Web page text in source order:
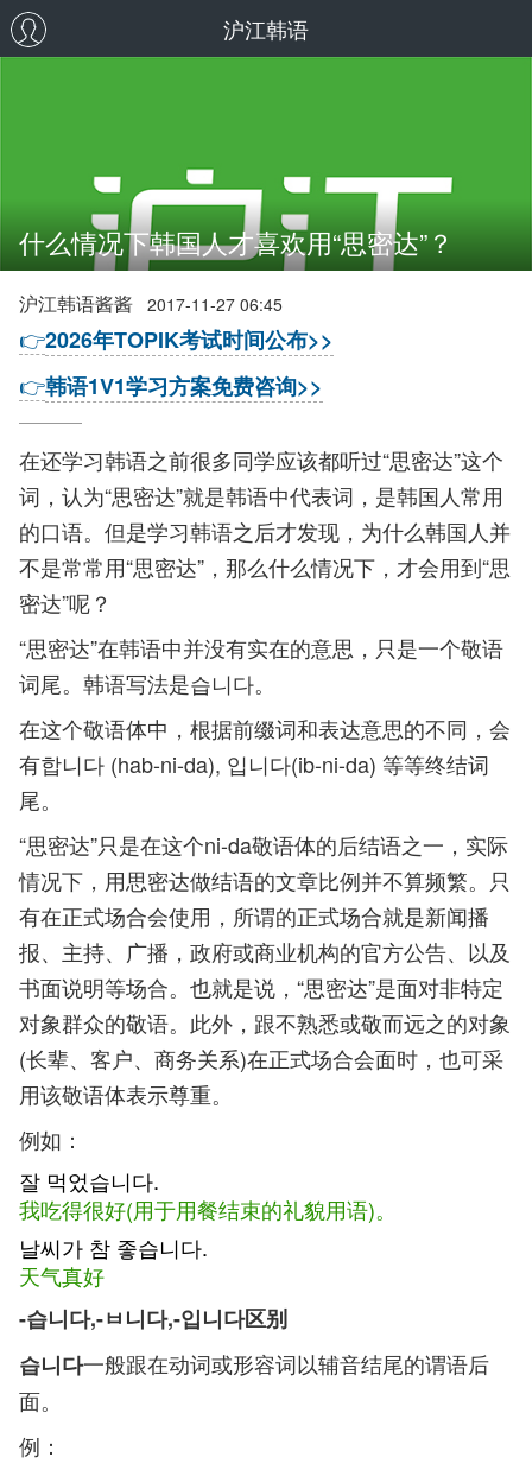
沪江韩语
什么情况下韩国人才喜欢用“思密达”？
沪江韩语酱酱 2017-11-27 06:45
👉2026年TOPIK考试时间公布>>
👉韩语1V1学习方案免费咨询>>
在还学习韩语之前很多同学应该都听过“思密达”这个
词，认为“思密达”就是韩语中代表词，是韩国人常用
的口语。但是学习韩语之后才发现，为什么韩国人并
不是常常用“思密达”，那么什么情况下，才会用到“思
密达”呢？
“思密达”在韩语中并没有实在的意思，只是一个敬语
词尾。韩语写法是습니다。
在这个敬语体中，根据前缀词和表达意思的不同，会
有합니다 (hab-ni-da), 입니다(ib-ni-da) 等等终结词
尾。
“思密达”只是在这个ni-da敬语体的后结语之一，实际
情况下，用思密达做结语的文章比例并不算频繁。只
有在正式场合会使用，所谓的正式场合就是新闻播
报、主持、广播，政府或商业机构的官方公告、以及
书面说明等场合。也就是说，“思密达”是面对非特定
对象群众的敬语。此外，跟不熟悉或敬而远之的对象
(长辈、客户、商务关系)在正式场合会面时，也可采
用该敬语体表示尊重。
例如：
잘 먹었습니다.
我吃得很好(用于用餐结束的礼貌用语)。
날씨가 참 좋습니다.
天气真好
-습니다,-ㅂ니다,-입니다区别
습니다一般跟在动词或形容词以辅音结尾的谓语后
面。
例：